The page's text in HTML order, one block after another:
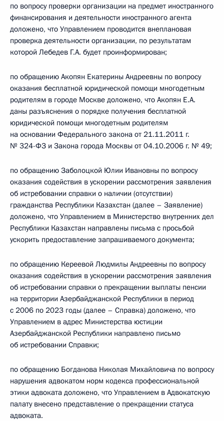
по вопросу проверки организации на предмет иностранного
финансирования и деятельности иностранного агента
доложено, что Управлением проводится внеплановая
проверка деятельности организации, по результатам
которой Лебедев Г.А. будет проинформирован;
по обращению Акопян Екатерины Андреевны по вопросу
оказания бесплатной юридической помощи многодетным
родителям в городе Москве доложено, что Акопян Е.А.
даны разъяснения о порядке получения бесплатной
юридической помощи многодетным родителям
на основании Федерального закона от 21.11.2011 г.
№ 324-ФЗ и Закона города Москвы от 04.10.2006 г. № 49;
по обращению Заболоцкой Юлии Ивановны по вопросу
оказания содействия в ускорении рассмотрения заявления
об истребовании справки о наличии (отсутствии)
гражданства Республики Казахстан (далее – Заявление)
доложено, что Управлением в Министерство внутренних дел
Республики Казахстан направлены письма с просьбой
ускорить предоставление запрашиваемого документа;
по обращению Кереевой Людмилы Андреевны по вопросу
оказания содействия в ускорении рассмотрения заявления
об истребовании справки о прекращении выплаты пенсии
на территории Азербайджанской Республики в период
с 2006 по 2023 годы (далее – Справка) доложено, что
Управлением в адрес Министерства юстиции
Азербайджанской Республики направлено письмо
об истребовании Справки;
по обращению Богданова Николая Михайловича по вопросу
нарушения адвокатом норм кодекса профессиональной
этики адвоката доложено, что Управлением в Адвокатскую
палату внесено представление о прекращении статуса
адвоката.